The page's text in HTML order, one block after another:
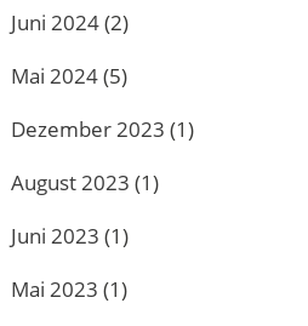
Juni 2024(2)
Mai 2024(5)
Dezember 2023 (1)
August 2023 (1)
Juni 2023 (1)
Mai 2023 (1)